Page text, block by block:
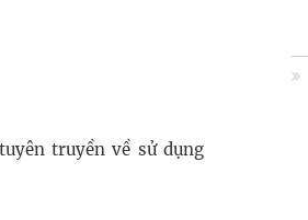
truyền về sử dụng